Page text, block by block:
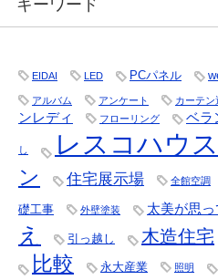
キーワード
EIDAI LED PCパネル
アルバム アンケート カーテン
ンレディ
フローリング ベラ
し レスコハウス
ン
住宅展示場 全館空調
礎工事 外壁塗装 太美が思っ
え
引っ越し 木造住宅
比較 永大産業 照明